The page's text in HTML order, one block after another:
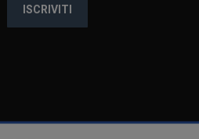
ISCRIVITI